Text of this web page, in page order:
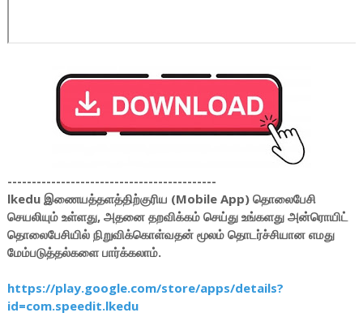
-------------------------------------------
lkedu இணையத்தளத்திற்குரிய (Mobile App) தொலைபேசி
செயலியும் உள்ளது, அதனை தறவிக்கம் செய்து உங்களது அன்ரொயிட்
தொலைபேசியில் நிறுவிக்கொள்வதன் மூலம் தொடர்ச்சியான எமது
மேம்படுத்தல்களை பார்க்கலாம்.
https://play.google.com/store/apps/details?
id=com.speedit.lkedu